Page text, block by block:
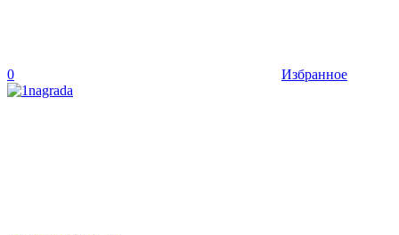
0 Избранное